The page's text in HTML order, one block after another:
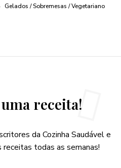
Gelados / Sobremesas / Vegetariano
receita!
da Cozinha Saudável e
todas as semanas!